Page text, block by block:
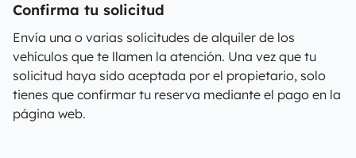
Confirma tu solicitud
Envía una o varias solicitudes de alquiler de los
vehículos que te llamen la atención. Una vez que tu
solicitud haya sido aceptada por el propietario, solo
tienes que confirmar tu reserva mediante el pago en la
página web.